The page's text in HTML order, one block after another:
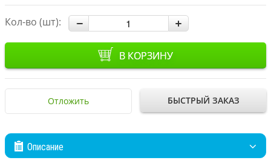
Кол-во (шт):
В КОРЗИНУ
Отложить БЫСТРЫЙ ЗАКАЗ
Описание